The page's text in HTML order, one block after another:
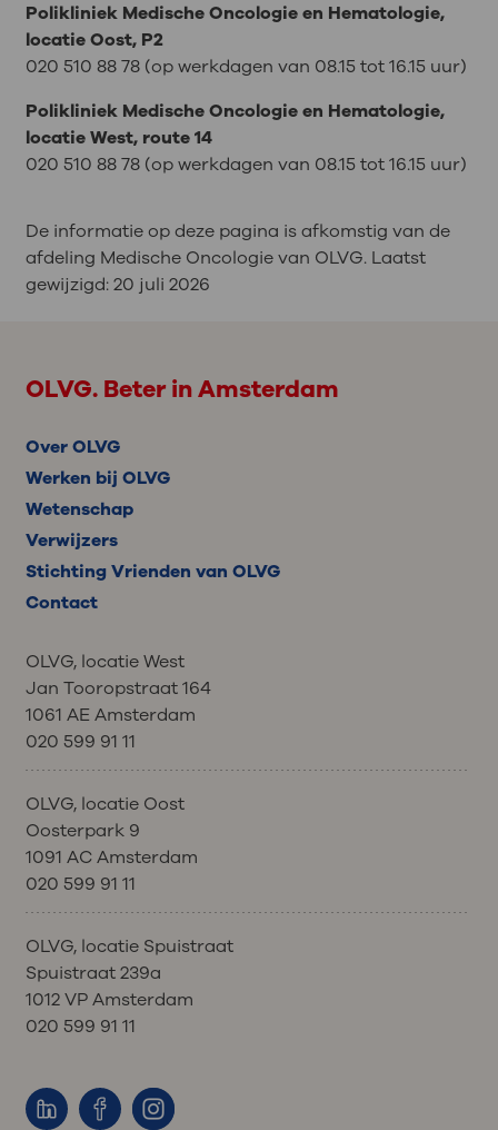
Polikliniek Medische Oncologie en Hematologie,
locatie Oost, P2
020 510 88 78 (op werkdagen van 08.15 tot 16.15 uur)
Polikliniek Medische Oncologie en Hematologie,
locatie West, route 14
020 510 88 78 (op werkdagen van 08.15 tot 16.15 uur)
De informatie op deze pagina is afkomstig van de
afdeling Medische Oncologie van OLVG. Laatst
gewijzigd:20 juli 2026
OLVG. Beter in Amsterdam
Over OLVG
Werken bij OLVG
Wetenschap
Verwijzers
Stichting Vrienden van OLVG
Contact
OLVG, locatie West
Jan Tooropstraat 164
1061 AE Amsterdam
020 599 91 11
OLVG, locatie Oost
Oosterpark 9
1091 AC Amsterdam
020 599 91 11
OLVG, locatie Spuistraat
Spuistraat 239a
1012 VP Amsterdam
020 599 91 11